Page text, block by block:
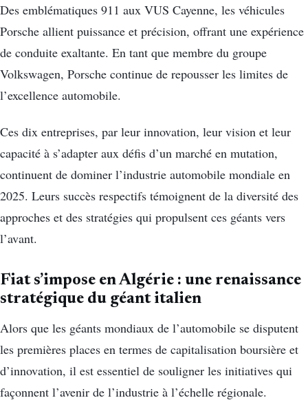
Des emblématiques 911 aux VUS Cayenne, les véhicules
Porsche allient puissance et précision, offrant une expérience
de conduite exaltante. En tant que membre du groupe
Volkswagen, Porsche continue de repousser les limites de
l’excellence automobile.
Ces dix entreprises, par leur innovation, leur vision et leur
capacité à s’adapter aux défis d’un marché en mutation,
continuent de dominer l’industrie automobile mondiale en
2025. Leurs succès respectifs témoignent de la diversité des
approches et des stratégies qui propulsent ces géants vers
l’avant.
Fiat s’impose en Algérie : une renaissance
stratégique du géant italien
Alors que les géants mondiaux de l’automobile se disputent
les premières places en termes de capitalisation boursière et
d’innovation, il est essentiel de souligner les initiatives qui
façonnent l’avenir de l’industrie à l’échelle régionale.